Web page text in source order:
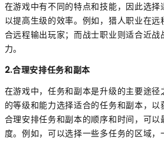
在游戏中有不同的特点和技能，因此选
以提高生级的效率。例如，猎人职业在
合远程输出玩家；而战士职业则适合近
力。
2.合理安排任务和副本
在游戏中，任务和副本是升级的主要途
的等级和能力选择适合的任务和副本，以
合理安排任务和副本的顺序和时间，可
度。例如，可以选择一些多任务的区域